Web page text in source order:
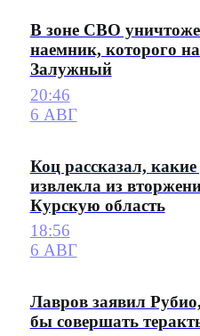
В зоне СВО
наемник, которого
Залужный
20:46
6 АВГ
Коц рассказал,
извлекла из
Курскую область
18:56
6 АВГ
Лавров заявил
бы совершать